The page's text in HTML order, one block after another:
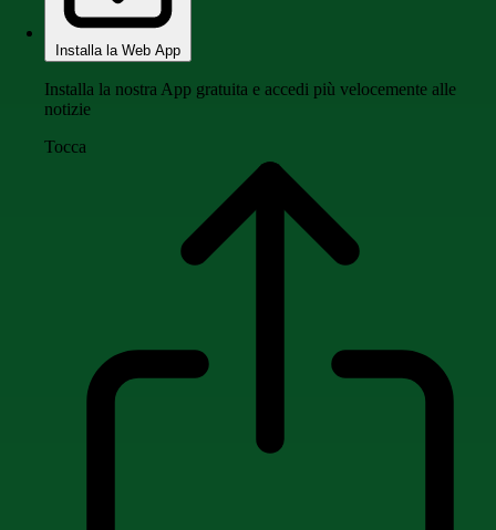
Installa la Web App
Installa la nostra App gratuita e accedi più velocemente alle
notizie
Tocca